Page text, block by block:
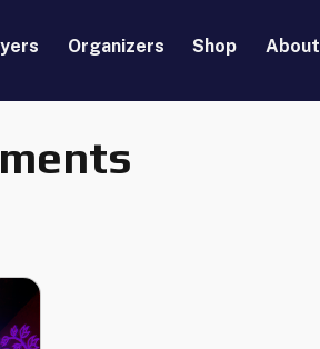
Organizers Shop About